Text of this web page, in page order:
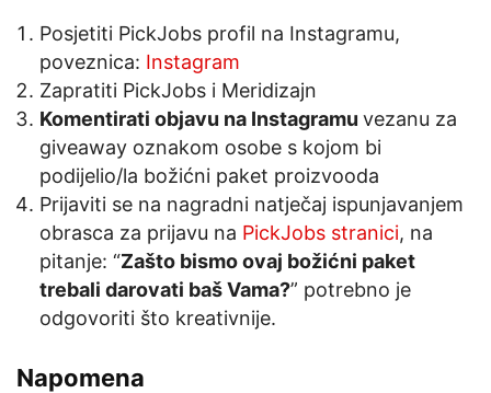
Posjetiti PickJobs profil na Instagramu,
poveznica: Instagram
Zapratiti PickJobs i Meridizajn
Komentirati objavu na Instagramu vezanu za
giveaway oznakom osobe s kojom bi
podijelio/la božićni paket proizvooda
Prijaviti se na nagradni natječaj ispunjavanjem
obrasca za prijavu na PickJobs stranici, na
pitanje: “Zašto bismo ovaj božićni paket
trebali darovati baš Vama?” potrebno je
odgovoriti što kreativnije.
Napomena